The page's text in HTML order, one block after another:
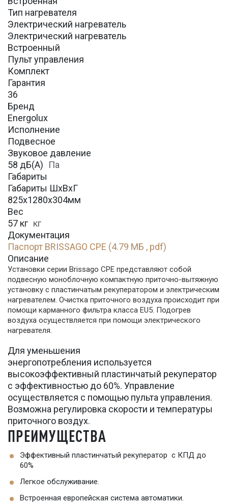
Тип нагревателя
Электрический нагреватель
Электрический нагреватель
Встроенный
Пульт управления
Комплект
Гарантия
36
Бренд
Energolux
Исполнение
Подвесное
Звуковое давление
58 дБ(А)
Па
Габариты
Габариты ШхВхГ
825х1280х304мм
Вес
57 кг кг
Документация
Паспорт BRISSAGO CPE (4.79 МБ , pdf)
Описание
Установки серии Brissago CPE представляют собой
подвесную моноблочную компактную приточно-вытяжную
установку с пластинчатым рекуператором и электрическим
нагревателем. Очистка приточного воздуха происходит при
помощи карманного фильтра класса EU5. Подогрев
воздуха осуществляется при помощи электрического
нагревателя.
Для уменьшения
энергопотребления используется
высокоэффективный пластинчатый рекуператор
с эффективностью до 60%. Управление
осуществляется с помощью пульта управления.
Возможна регулировка скорости и температуры
приточного воздух.
ПРЕИМУЩЕСТВА
Эффективный пластинчатый рекуператор с КПД до
60%
Легкое обслуживание.
Встроенная европейская система автоматики.